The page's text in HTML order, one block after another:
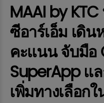
MAAI by
ซีอาร์เอ็ม เดิ
คะแนน จับมือ
SuperApp แ
เพิ่มทางเลือก